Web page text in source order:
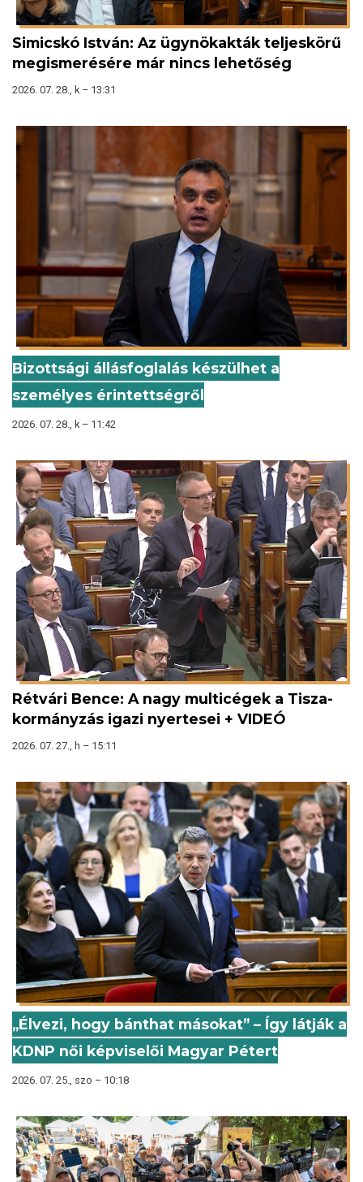
Simicskó István: Az ügynökakták teljeskörű
megismerésére már nincs lehetőség
2026. 07. 28., k – 13:31
Bizottsági állásfoglalás készülhet a
személyes érintettségről
2026. 07. 28., k – 11:42
Rétvári Bence: A nagy multicégek a Tisza-
kormányzás igazi nyertesei + VIDEÓ
2026. 07. 27., h – 15:11
„Élvezi, hogy bánthat másokat” – Így látják a
KDNP női képviselői Magyar Pétert
2026. 07. 25., szo – 10:18